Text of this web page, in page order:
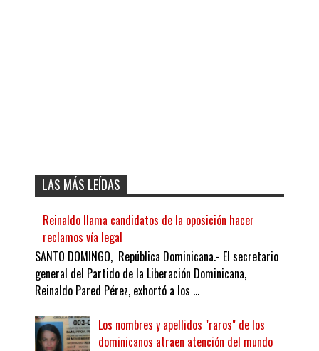
LAS MÁS LEÍDAS
Reinaldo llama candidatos de la oposición hacer
reclamos vía legal
SANTO DOMINGO, República Dominicana.- El secretario
general del Partido de la Liberación Dominicana,
Reinaldo Pared Pérez, exhortó a los ...
Los nombres y apellidos "raros" de los
dominicanos atraen atención del mundo